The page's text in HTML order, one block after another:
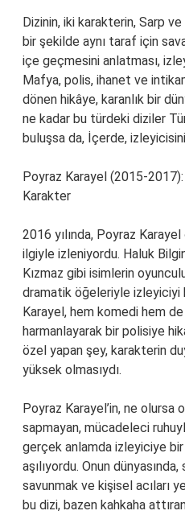
Dizinin, iki karakterin, Sarp
bir şekilde aynı taraf için
içe geçmesini anlatması,
Mafya, polis, ihanet ve
dönen hikâye, karanlık bir
ne kadar bu türdeki diziler
buluşsa da, İçerde,
Poyraz Karayel (2015-
Karakter
2016 yılında, Poyraz
ilgiyle izleniyordu. Haluk
Kızmaz gibi isimlerin
dramatik öğeleriyle izleyiciyi
Karayel, hem komedi hem
harmanlayarak bir polisiye
özel yapan şey, karakterin
yüksek olmasıydı.
Poyraz Karayel’in, ne olursa
sapmayan, mücadeleci
gerçek anlamda izleyiciye
aşılıyordu. Onun
savunmak ve kişisel acıları
bu dizi, bazen kahkaha